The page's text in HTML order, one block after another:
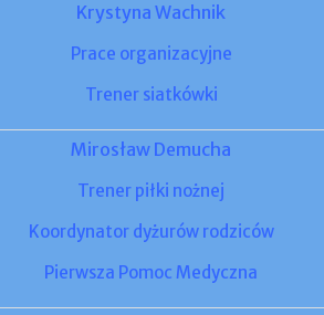
Krystyna Wachnik
Prace organizacyjne
Trener siatkówki
Mirosław Demucha
Trener piłki nożnej
Koordynator dyżurów rodziców
Pierwsza Pomoc Medyczna